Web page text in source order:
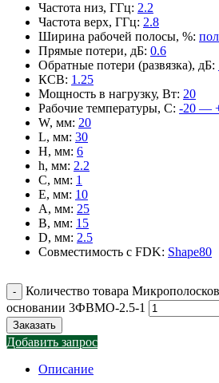
Частота низ, ГГц: 2.2
Частота верх, ГГц: 2.8
Ширина рабочей полосы, %:
Прямые потери, дБ: 0.6
Обратные потери (развязка), дБ:
КСВ: 1.25
Мощность в нагрузку, Вт: 20
Рабочие температуры, С: -20 —
W, мм: 20
L, мм: 30
H, мм: 6
h, мм: 2.2
C, мм: 1
E, мм: 10
A, мм: 25
B, мм: 15
D, мм: 2.5
Совместимость с FDK: Shape80
Количество товара
основании 3ФВМO-2.5-1
Заказать
Добавить запрос
Описание